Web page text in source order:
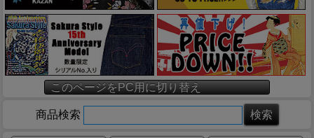
このページをPC用に切り替え
商品検索